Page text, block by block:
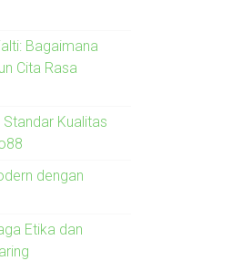
Bagaimana
Cita Rasa
Kualitas
dengan
Etika dan